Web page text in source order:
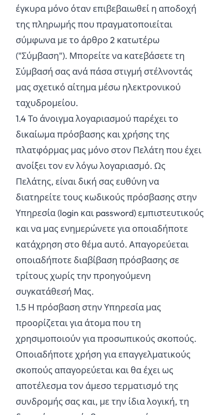
έγκυρα μόνο όταν επιβεβαιωθεί η αποδοχή
της πληρωμής που πραγματοποιείται
σύμφωνα με το άρθρο 2 κατωτέρω
("Σύμβαση"). Μπορείτε να κατεβάσετε τη
Σύμβασή σας ανά πάσα στιγμή στέλνοντάς
μας σχετικό αίτημα μέσω ηλεκτρονικού
ταχυδρομείου.
1.4Το άνοιγμα λογαριασμού παρέχει το
δικαίωμα πρόσβασης και χρήσης της
πλατφόρμας μας μόνο στον Πελάτη που έχει
ανοίξει τον εν λόγω λογαριασμό. Ως
Πελάτης, είναι δική σας ευθύνη να
διατηρείτε τους κωδικούς πρόσβασης στην
Υπηρεσία (login και password) εμπιστευτικούς
και να μας ενημερώνετε για οποιαδήποτε
κατάχρηση στο θέμα αυτό. Απαγορεύεται
οποιαδήποτε διαβίβαση πρόσβασης σε
τρίτους χωρίς την προηγούμενη
συγκατάθεσή Μας.
1.5 Η πρόσβαση στην Υπηρεσία μας
προορίζεται για άτομα που τη
χρησιμοποιούν για προσωπικούς σκοπούς.
Οποιαδήποτε χρήση για επαγγελματικούς
σκοπούς απαγορεύεται και θα έχει ως
αποτέλεσμα τον άμεσο τερματισμό της
συνδρομής σας και, με την ίδια λογική, τη